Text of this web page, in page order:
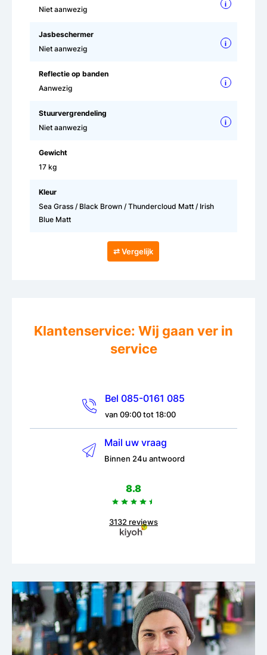
Niet aanwezig
i
Jasbeschermer
Niet aanwezig
i
Reflectie op banden
Aanwezig
i
Stuurvergrendeling
Niet aanwezig
i
Gewicht
17 kg
Kleur
Sea Grass / Black Brown / Thundercloud Matt / Irish
Blue Matt
⇄ Vergelijk
Klantenservice: Wij gaan ver in
service
Bel 085-0161 085
van 09:00 tot 18:00
Mail uw vraag
Binnen 24u antwoord
8.8
3132 reviews